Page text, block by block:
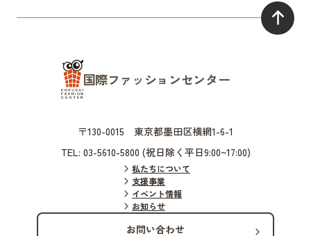
国際ファッションセンター
〒130-0015 東京都墨田区横網1-6-1
TEL: 03-5610-5800 (祝日除く平日9:00~17:00)
私たちについて
支援事業
イベント情報
お知らせ
お問い合わせ